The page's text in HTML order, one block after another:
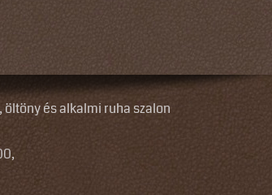
és alkalmi ruha szalon